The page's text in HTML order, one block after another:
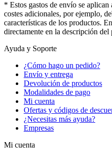
* Estos gastos de envío se
costes adicionales, por ejemplo,
características de los productos.
directamente en la descripción del
Ayuda y Soporte
¿Cómo hago un pedido?
Envío y entrega
Devolución de productos
Modalidades de pago
Mi cuenta
Ofertas y códigos de
¿Necesitas más ayuda?
Empresas
Mi cuenta